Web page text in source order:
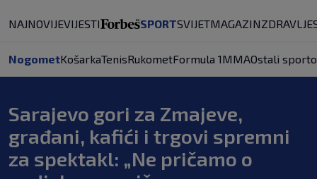
NAJNOVIJEVIJESTI SPORTSVIJETMAGAZINZDRAVLJE
NogometKošarkaTenisRukometFormula 1MMAOstali
Sarajevo gori za Zmajeve,
građani, kafići i trgovi spremni
za spektakl: „Ne pričamo o